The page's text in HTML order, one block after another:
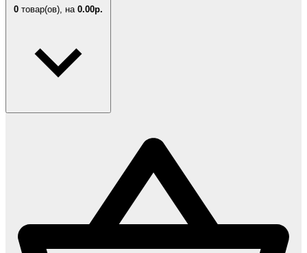
0 товар(ов), на 0.00р.